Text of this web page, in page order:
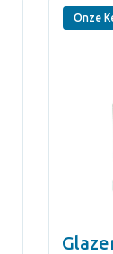
Onze